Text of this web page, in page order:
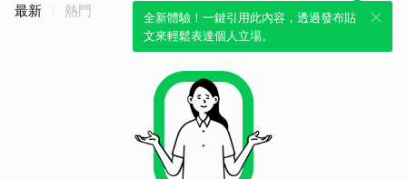
全新體驗！一鍵引用此內容，透過發布貼
文來輕鬆表達個人立場。
最新 熱門